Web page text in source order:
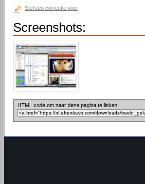
Stel een correctie voor
Screenshots:
HTML code om naar deze pagina te linken: